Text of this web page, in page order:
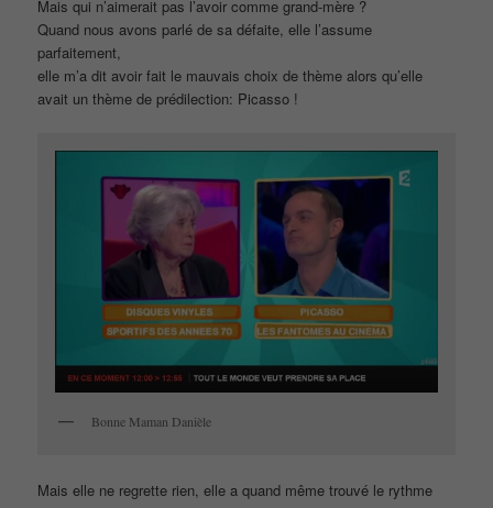
Mais qui n’aimerait pas l’avoir comme grand-mère ?
Quand nous avons parlé de sa défaite, elle l’assume
parfaitement,
elle m’a dit avoir fait le mauvais choix de thème alors qu’elle
avait un thème de prédilection: Picasso !
Bonne Maman Danièle
Mais elle ne regrette rien, elle a quand même trouvé le rythme